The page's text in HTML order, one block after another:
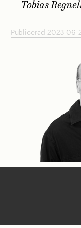
Tobias
Publicerad 2023-06-